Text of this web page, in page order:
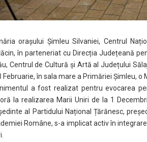
orașului Șimleu Silvaniei, Centrul
în parteneriat cu Direcția Județeană
Centrul de Cultură și Artă al Județului
Februarie, în sala mare a Primăriei Șimleu, o
a fost realizat pentru evocarea
la realizarea Marii Uniri de la 1
al Partidului Național Țărănesc,
Române, s-a implicat activ în